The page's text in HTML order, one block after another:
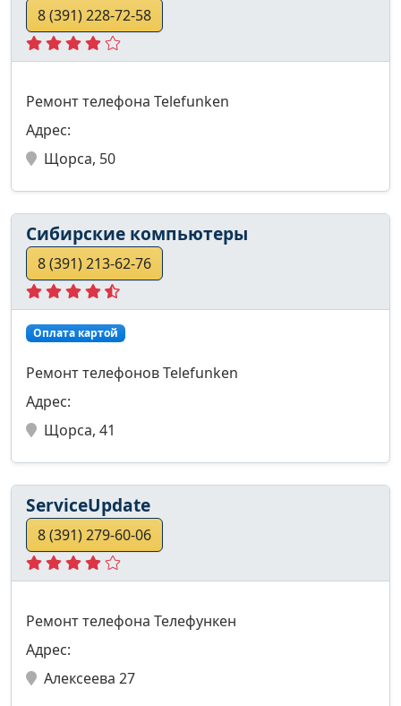
8 (391) 228-72-58
Ремонт телефона Telefunken
Адрес:
Щорса, 50
Сибирские компьютеры
8 (391) 213-62-76
Оплата картой
Ремонт телефонов Telefunken
Адрес:
Щорса, 41
ServiceUpdate
8 (391) 279-60-06
Ремонт телефона Телефункен
Адрес:
Алексеева 27